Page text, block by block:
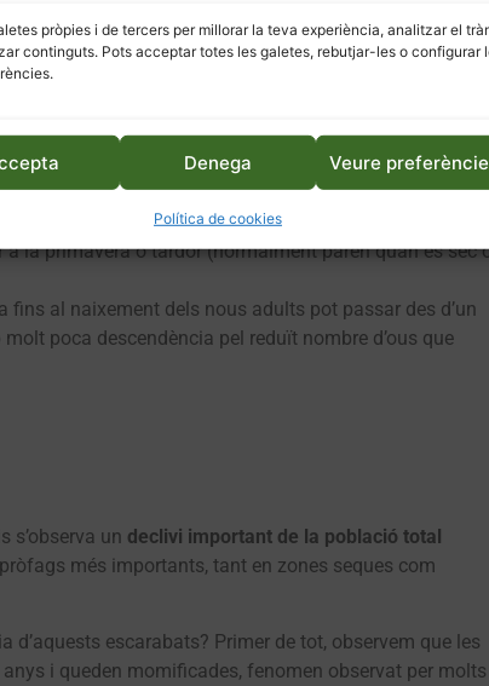
pròpies i de tercers per millorar la teva experiència, analitzar el
continguts. Pots acceptar totes les galetes, rebutjar-les o configurar
Denega Veure
Política de cookies
sota les femtes fent cavernes.
és literal:excaven cavernes de més de mig metre de
van transportant l’excrement avall,
mateix com a uns metres de distància. Aquests
pocs dies després de l’excreció d’una femta per part
d’aquests insectes és variada en funció de les
genèriques:
la primavera o tardor (normalment paren quan és sec
fins al naixement dels nous adults pot passar des d’un
poca descendència pel reduït nombre d’ous que
s’observa un declivi important de la població total
més importants, tant en zones seques com
d’aquests escarabats? Primer de tot, observem que les
i queden momificades, fenomen observat per molts